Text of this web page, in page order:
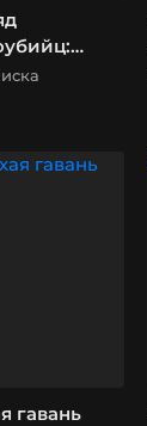
гавань